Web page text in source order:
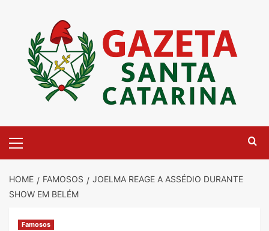
content
Menu
HOME FAMOSOS
JOELMA REAGE A ASSÉDIO DURANTE
SHOW EM BELÉM
Famosos